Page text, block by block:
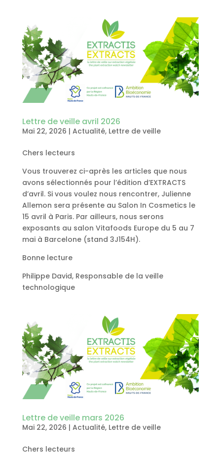
Lettre de veille avril 2026
Mai 22, 2026 | Actualité, Lettre de veille
Chers lecteurs
Vous trouverez ci-après les articles que nous
avons sélectionnés pour l’édition d’EXTRACTS
d’avril. Si vous voulez nous rencontrer, Julienne
Allemon sera présente au Salon In Cosmetics le
15 avril à Paris. Par ailleurs, nous serons
exposants au salon Vitafoods Europe du 5 au 7
mai à Barcelone (stand 3J154H).
Bonne lecture
Philippe David, Responsable de la veille
technologique
Lettre de veille mars 2026
Mai 22, 2026 | Actualité, Lettre de veille
Chers lecteurs